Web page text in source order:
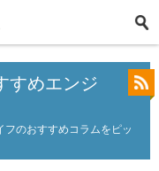
すめエンジ
のおすすめコラムをピッ